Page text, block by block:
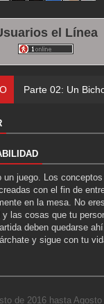
el Línea
Parte 02: Un
un juego. Los
con el fin de
en la mesa. No
y las cosas que tu
deben quedarse
y sigue con tu
de 2016 hasta Agosto